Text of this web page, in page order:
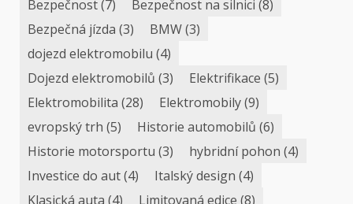
Bezpečnost(7) Bezpečnost na silnici (8)
Bezpečná jízda (3) BMW(3)
dojezd elektromobilu (4)
Dojezd elektromobilů (3) Elektrifikace (5)
Elektromobilita (28) Elektromobily(9)
evropský trh (5) Historie automobilů (6)
Historie motorsportu (3) hybridní pohon (4)
Investice do aut(4) Italský design (4)
Klasická auta (4) Limitovaná edice (8)